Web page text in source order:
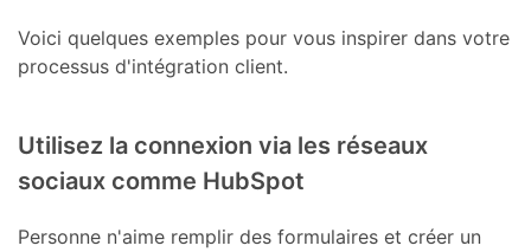
Voici quelques exemples pour vous inspirer dans votre
processus d'intégration client.
Utilisez la connexion via les réseaux
sociaux comme HubSpot
Personne n'aime remplir des formulaires et créer un